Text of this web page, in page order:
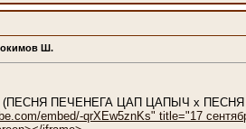
Ш.
(ПЕСНЯ ПЕЧЕНЕГА ЦАП ЦАПЫЧ x
embed/-qrXEw5znKs" title="17